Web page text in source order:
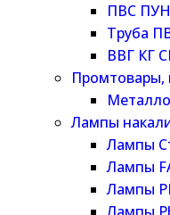
ПВС
Труба
ВВГ КГ
Промтовары,
Лампы
Лампы
Лампы
Лампы